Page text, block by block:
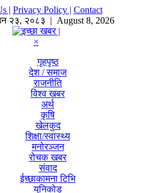
| Privacy Policy | Contact
२३, २०८३ | August 8, 2026
×
गृहपृष्ठ
देश / समाज
राजनीति
विश्व खबर
अर्थ
कृषि
खेलकुद
शिक्षा/स्वास्थ्य
मनोरञ्जन
रोचक खबर
संवाद
ईच्छाकामना टिभि
युनिकोड